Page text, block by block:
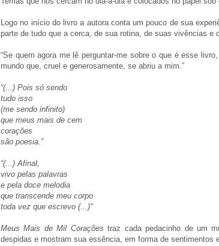
Logo no início do livro a autora conta um pouco de sua
parte de tudo que a cerca, de sua rotina, de suas vivências e
“Se quem agora me lê perguntar-me sobre o que é esse
mundo que, cruel e generosamente, se abriu a mim.”
“(...) Pois só sendo
tudo isso
(me sendo infinito)
que meus mais de cem
corações
são poesia.”
“(...) Afinal,
vivo pelas palavras
e pela doce melodia
que transcende meu corpo
toda vez que escrevo (...)"
Meus Mais de Mil Corações traz cada pedacinho de um
despidas e mostram sua essência, em forma de sentimentos